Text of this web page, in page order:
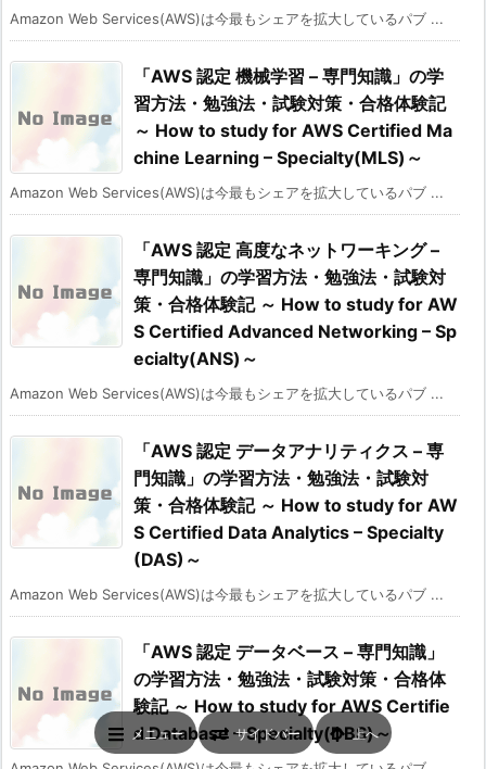
Amazon Web Services(AWS)は今最もシェアを拡大しているパブ ...
「AWS 認定 機械学習 – 専門知識」の学
習方法・勉強法・試験対策・合格体験記
～ How to study for AWS Certified Ma
chine Learning – Specialty(MLS)～
Amazon Web Services(AWS)は今最もシェアを拡大しているパブ ...
「AWS 認定 高度なネットワーキング –
専門知識」の学習方法・勉強法・試験対
策・合格体験記 ～ How to study for AW
S Certified Advanced Networking – Sp
ecialty(ANS)～
Amazon Web Services(AWS)は今最もシェアを拡大しているパブ ...
「AWS 認定 データアナリティクス – 専
門知識」の学習方法・勉強法・試験対
策・合格体験記 ～ How to study for AW
S Certified Data Analytics – Specialty
(DAS)～
Amazon Web Services(AWS)は今最もシェアを拡大しているパブ ...
「AWS 認定 データベース – 専門知識」
の学習方法・勉強法・試験対策・合格体
験記 ～ How to study for AWS Certifie
d Database – Specialty(DBS)～
メニュー サイドバー 上へ